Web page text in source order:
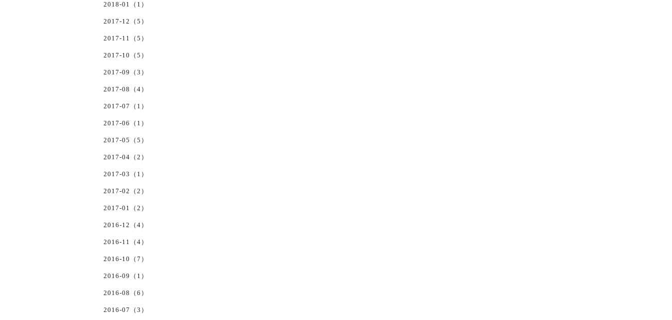
2018-01（1）
2017-12（5）
2017-11（5）
2017-10（5）
2017-09（3）
2017-08（4）
2017-07（1）
2017-06（1）
2017-05（5）
2017-04（2）
2017-03（1）
2017-02（2）
2017-01（2）
2016-12（4）
2016-11（4）
2016-10（7）
2016-09（1）
2016-08（6）
2016-07（3）